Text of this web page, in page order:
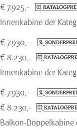
Innenkabine der
€ 7.925,-
Innenkabine der
€ 7.930,-
€ 8.230,-
Balkon-Doppelkabine
€ 7.930,-
€ 8.230,-